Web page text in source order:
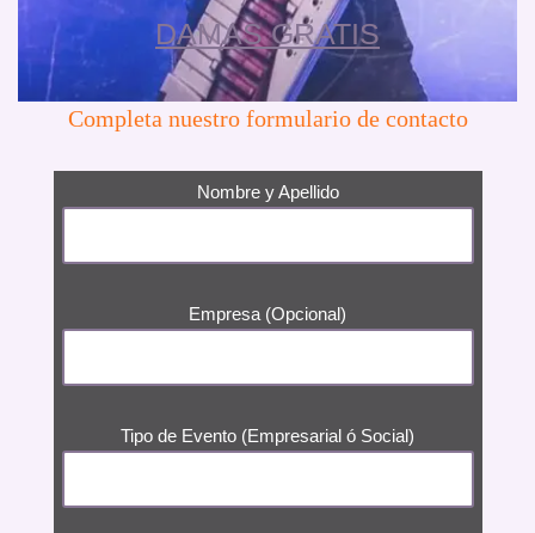
DAMAS GRATIS
Completa nuestro formulario de contacto
Nombre y Apellido
Empresa (Opcional)
Tipo de Evento (Empresarial ó Social)